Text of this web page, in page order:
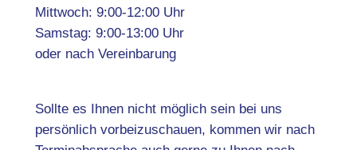
Mittwoch: 9:00-12:00 Uhr
Samstag: 9:00-13:00 Uhr
oder nach Vereinbarung
Sollte es Ihnen nicht möglich sein bei uns
persönlich vorbeizuschauen, kommen wir nach